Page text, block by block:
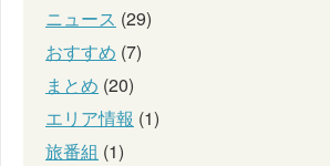
ニュース (29)
おすすめ (7)
まとめ (20)
エリア情報 (1)
旅番組 (1)